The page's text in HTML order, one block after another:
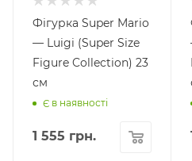
Фігурка Super Mario
— Luigi (Super Size
Figure Collection) 23
см
Є в наявності
1 555 грн.